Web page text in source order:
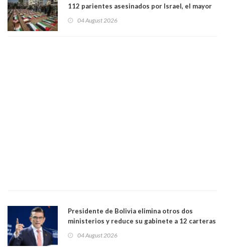
112 parientes asesinados por Israel, el mayor
muertos figuran 44 niños y nueve ancianos
04 August 2026
Presidente de Bolivia elimina otros dos
ministerios y reduce su gabinete a 12 carteras
04 August 2026